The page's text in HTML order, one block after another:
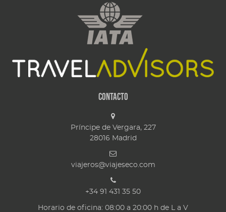
Contacto
Príncipe de Vergara, 227
28016 Madrid
viajeros@viajeseco.com
+34 91 431 35 50
Horario de oficina: 08:00 a 20:00 h de L a V